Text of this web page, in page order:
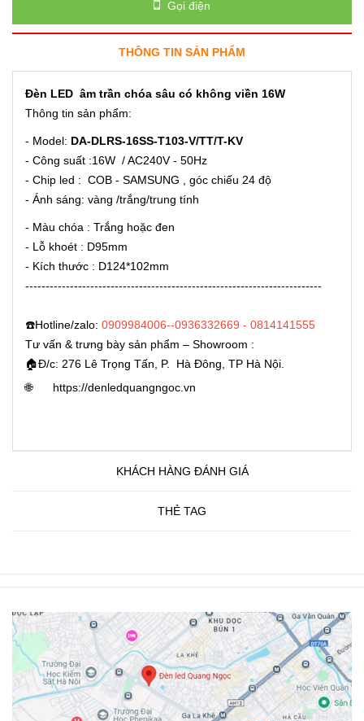
Gọi điện
THÔNG TIN SẢN PHẨM
Đèn LED âm trần chóa sâu có không viền 16W
Thông tin sản phẩm:
- Model: DA-DLRS-16SS-T103-V/TT/T-KV
- Công suất :16W / AC240V - 50Hz
- Chip led : COB - SAMSUNG , góc chiếu 24 độ
- Ánh sáng: vàng /trắng/trung tính
- Màu chóa : Trắng hoặc đen
- Lỗ khoét : D95mm
- Kích thước : D124*102mm
-------------------------------------------------------------------------
☎️Hotline/zalo: 0909984006--0936332669 - 0814141555
Tư vấn & trưng bày sản phẩm – Showroom :
🏠Đ/c: 276 Lê Trọng Tấn, P. Hà Đông, TP Hà Nội.
🌐
https://denledquangngoc.vn
KHÁCH HÀNG ĐÁNH GIÁ
THẺ TAG